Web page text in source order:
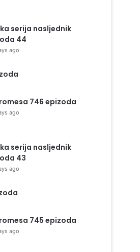
serija nasljednik
44
ago
746 epizoda
ago
serija nasljednik
43
ago
745 epizoda
ago